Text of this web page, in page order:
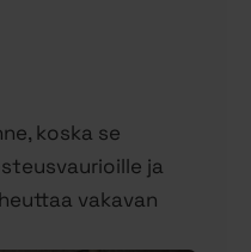
koska se
ja
vakavan